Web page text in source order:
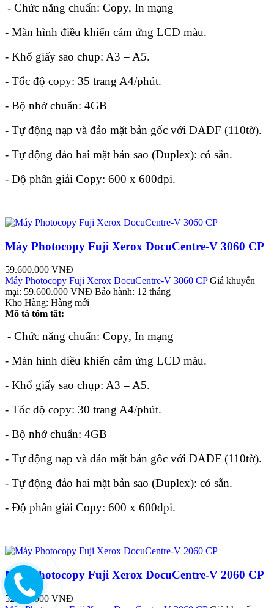
- Chức năng chuẩn: Copy, In mạng
- Màn hình điều khiển cảm ứng LCD màu.
- Khổ giấy sao chụp: A3 – A5.
- Tốc độ copy: 35 trang A4/phút.
- Bộ nhớ chuẩn: 4GB
- Tự động nạp và đảo mặt bản gốc với DADF (110tờ).
- Tự động đảo hai mặt bản sao (Duplex): có sẵn.
- Độ phân giải Copy: 600 x 600dpi.
Máy Photocopy Fuji Xerox DocuCentre-V 3060 CP
59.600.000 VNĐ
Máy Photocopy Fuji Xerox DocuCentre-V 3060 CP Giá khuyến
mại: 59.600.000 VNĐ Bảo hành: 12 tháng
Kho Hàng: Hàng mới
Mô tả tóm tắt:
- Chức năng chuẩn: Copy, In mạng
- Màn hình điều khiển cảm ứng LCD màu.
- Khổ giấy sao chụp: A3 – A5.
- Tốc độ copy: 30 trang A4/phút.
- Bộ nhớ chuẩn: 4GB
- Tự động nạp và đảo mặt bản gốc với DADF (110tờ).
- Tự động đảo hai mặt bản sao (Duplex): có sẵn.
- Độ phân giải Copy: 600 x 600dpi.
Máy Photocopy Fuji Xerox DocuCentre-V 2060 CP
52.900.000 VNĐ